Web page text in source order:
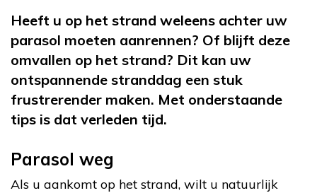
Heeft u op het strand weleens achter uw
parasol moeten aanrennen? Of blijft deze
omvallen op het strand? Dit kan uw
ontspannende stranddag een stuk
frustrerender maken. Met onderstaande
tips is dat verleden tijd.
Parasol weg
Als u aankomt op het strand, wilt u natuurlijk